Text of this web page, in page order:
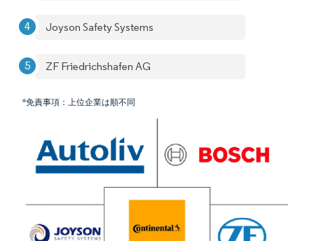
Joyson Safety Systems
ZF Friedrichshafen AG
*免責事項：上位企業は順不同